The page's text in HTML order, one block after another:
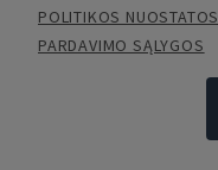
POLITIKOS NUOSTATOS
PARDAVIMO SĄLYGOS